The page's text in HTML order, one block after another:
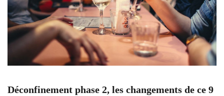
Déconfinement phase 2, les changements de ce 9